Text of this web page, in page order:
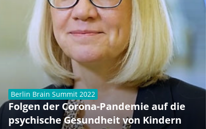
Berlin Brain Summit 2022
Folgen der Corona-Pandemie auf die
psychische Gesundheit von Kindern